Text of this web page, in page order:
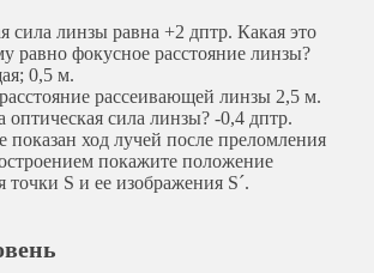
сила линзы равна +2 дптр. Какая это
равно фокусное расстояние линзы?
0,5 м.
рассеивающей линзы 2,5 м.
оптическая сила линзы? -0,4 дптр.
показан ход лучей после преломления
покажите положение
точки S и ее изображения S´.